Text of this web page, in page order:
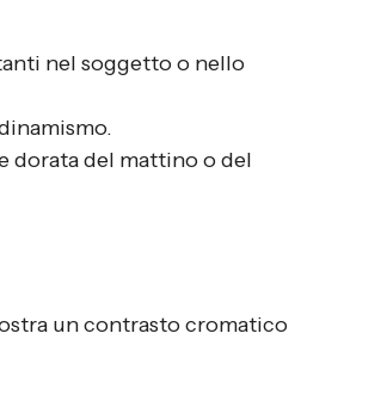
nel soggetto o nello
dorata del mattino o del
un contrasto cromatico